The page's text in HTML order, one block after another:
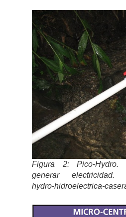
Figura 2: Pico-Hydro.
generar electricidad.
hydro-hidroelectrica-